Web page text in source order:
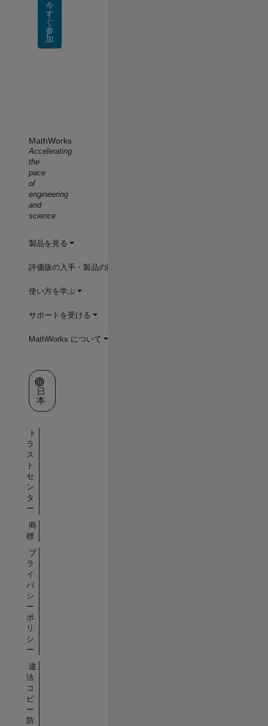
今
す
ぐ
参
加
MathWorks
Accelerating
the
pace
of
engineering
and
science
製品を見る
評価版の入手・製品の購入
使い方を学ぶ
サポートを受ける
MathWorks について
Web サイトの選択
日
本
ト
ラ
ス
ト
セ
ン
タ
ー
商
標
プ
ラ
イ
バ
シ
ー
ポ
リ
シ
ー
違
法
コ
ピ
ー
防